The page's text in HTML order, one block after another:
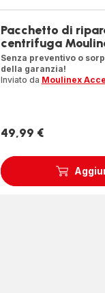
Pacchetto di
centrifuga
Senza preventivo o
della garanzia!
Inviato da Moulinex
Prezzo
49,99 €